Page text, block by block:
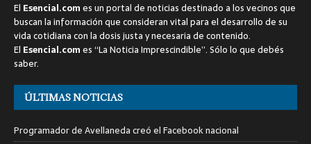
El Esencial.comes un portal de noticias destinado a los vecinos que
buscan la información que consideran vital para el desarrollo de su
vida cotidiana con la dosis justa y necesaria de contenido.
El Esencial.comes “La Noticia Imprescindible”. Sólo lo que debés
saber.
ÚLTIMAS NOTICIAS
Programador de Avellaneda creó el Facebook nacional